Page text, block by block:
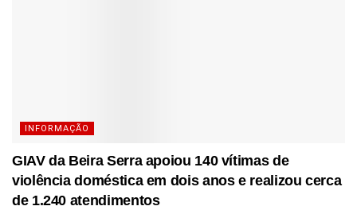
INFORMAÇÃO
GIAV da Beira Serra apoiou 140 vítimas de
violência doméstica em dois anos e realizou cerca
de 1.240 atendimentos